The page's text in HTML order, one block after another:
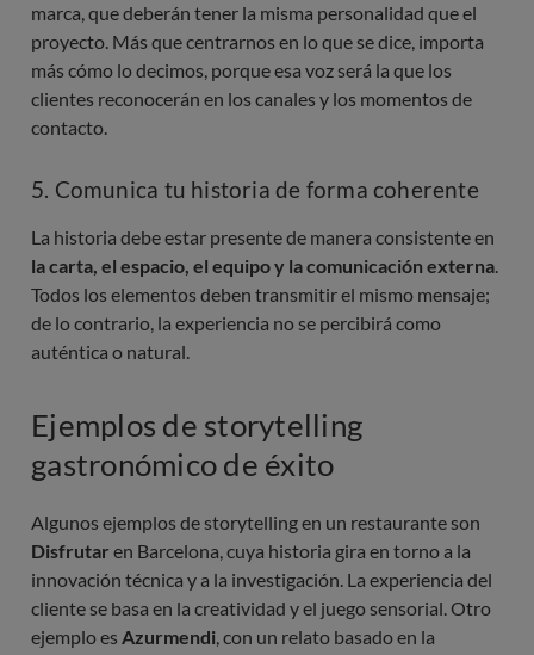
marca, que deberán tener la misma personalidad que el
proyecto. Más que centrarnos en lo que se dice, importa
más cómo lo decimos, porque esa voz será la que los
clientes reconocerán en los canales y los momentos de
contacto.
5. Comunica tu historia de forma coherente
La historia debe estar presente de manera consistente en
la carta, el espacio, el equipo y la comunicación externa
Todos los elementos deben transmitir el mismo mensaje;
de lo contrario, la experiencia no se percibirá como
auténtica o natural.
Ejemplos de storytelling
gastronómico de éxito
Algunos ejemplos de storytelling en un restaurante son
Disfrutar en Barcelona, cuya historia gira en torno a la
innovación técnica y a la investigación. La experiencia del
cliente se basa en la creatividad y el juego sensorial. Otro
ejemplo es Azurmendi, con un relato basado en la